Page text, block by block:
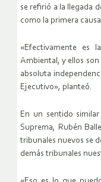
se refirió a la llegada
como la primera
«Efectivamente es
Ambiental, y ellos
absoluta
Ejecutivo», planteó.
En un sentido
Suprema, Rubén
tribunales nuevos se
demás tribunales